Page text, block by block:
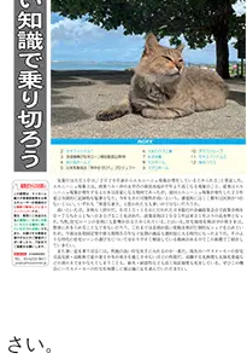
さい。